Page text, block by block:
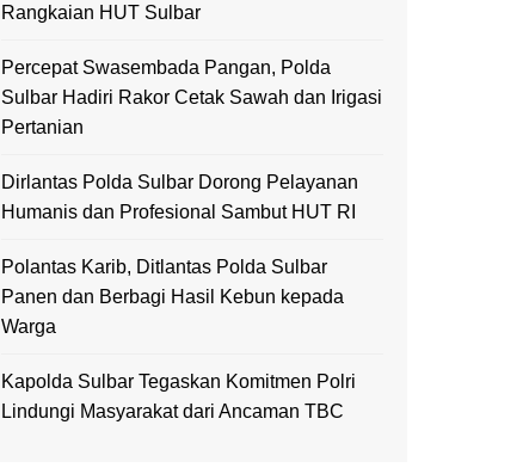
Rangkaian HUT Sulbar
Percepat Swasembada Pangan, Polda
Sulbar Hadiri Rakor Cetak Sawah dan Irigasi
Pertanian
Dirlantas Polda Sulbar Dorong Pelayanan
Humanis dan Profesional Sambut HUT RI
Polantas Karib, Ditlantas Polda Sulbar
Panen dan Berbagi Hasil Kebun kepada
Warga
Kapolda Sulbar Tegaskan Komitmen Polri
Lindungi Masyarakat dari Ancaman TBC